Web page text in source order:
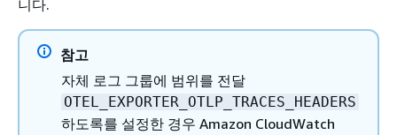
니다.
참고
자체 로그 그룹에 범위를 전달
OTEL_EXPORTER_OTLP_TRACES_HEADERS
하도록를 설정한 경우 Amazon CloudWatch